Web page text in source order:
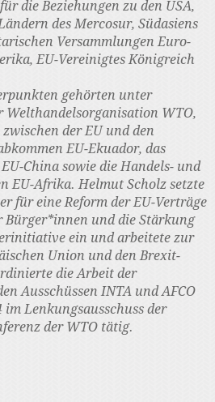
die Beziehungen zu den USA,
des Mercosur, Südasiens
Versammlungen Euro-
EU-Vereinigtes Königreich
gehörten unter
Welthandelsorganisation WTO,
der EU und den
EU-Ekuador, das
China sowie die Handels- und
EU-Afrika. Helmut Scholz setzte
für eine Reform der EU-Verträge
Bürger*innen und die Stärkung
ein und arbeitete zur
Union und den Brexit-
die Arbeit der
Ausschüssen INTA und AFCO
Lenkungsausschuss der
der WTO tätig.